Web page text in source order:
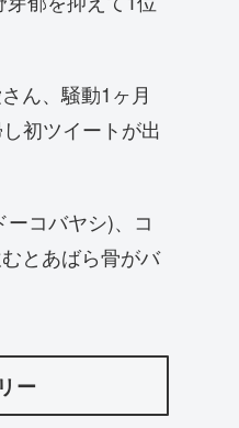
ん、騒動1ヶ月
初ツイートが出
コバヤシ)、コ
とあばら骨がバ
ー